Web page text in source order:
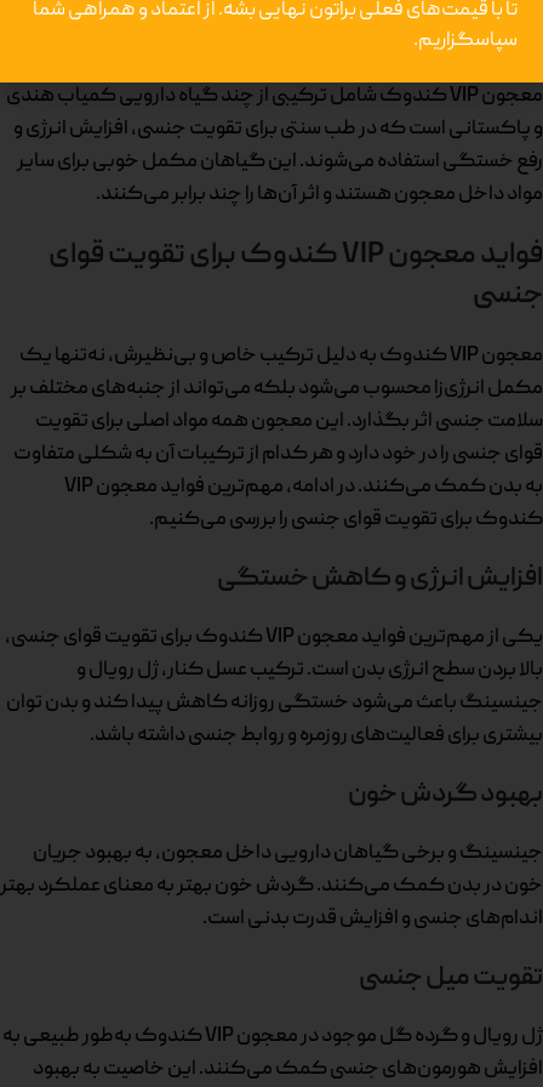
میکس پنج گیاه دارویی کمیاب
معجون VIP کندوک شامل ترکیبی از چند گیاه دارویی کمیاب هندی
و پاکستانی است که در طب سنتی برای تقویت جنسی، افزایش انرژی و
رفع خستگی استفاده می‌شوند. این گیاهان مکمل خوبی برای سایر
مواد داخل معجون هستند و اثر آن‌ها را چند برابر می‌کنند.
فواید معجون VIP کندوک برای تقویت قوای
جنسی
معجون VIP کندوک به دلیل ترکیب خاص و بی‌نظیرش، نه‌تنها یک
مکمل انرژی‌زا محسوب می‌شود بلکه می‌تواند از جنبه‌های مختلف بر
سلامت جنسی اثر بگذارد. این معجون همه مواد اصلی برای تقویت
قوای جنسی را در خود دارد و هر کدام از ترکیبات آن به شکلی متفاوت
به بدن کمک می‌کنند. در ادامه، مهم‌ترین فواید معجون VIP
کندوک برای تقویت قوای جنسی را بررسی می‌کنیم.
افزایش انرژی و کاهش خستگی
یکی از مهم‌ترین فواید معجون VIP کندوک برای تقویت قوای جنسی،
بالا بردن سطح انرژی بدن است. ترکیب عسل کنار، ژل رویال و
جینسینگ باعث می‌شود خستگی روزانه کاهش پیدا کند و بدن توان
بیشتری برای فعالیت‌های روزمره و روابط جنسی داشته باشد.
بهبود گردش خون
جینسینگ و برخی گیاهان دارویی داخل معجون، به بهبود جریان
خون در بدن کمک می‌کنند. گردش خون بهتر به معنای عملکرد بهتر
اندام‌های جنسی و افزایش قدرت بدنی است.
تقویت میل جنسی
ژل رویال و گرده گل موجود در معجون VIP کندوک به‌طور طبیعی به
افزایش هورمون‌های جنسی کمک می‌کنند. این خاصیت به بهبود
تا با قیمت‌های فعلی براتون نهایی بشه.از اعتماد و همراهی شما
سپاسگزاریم.